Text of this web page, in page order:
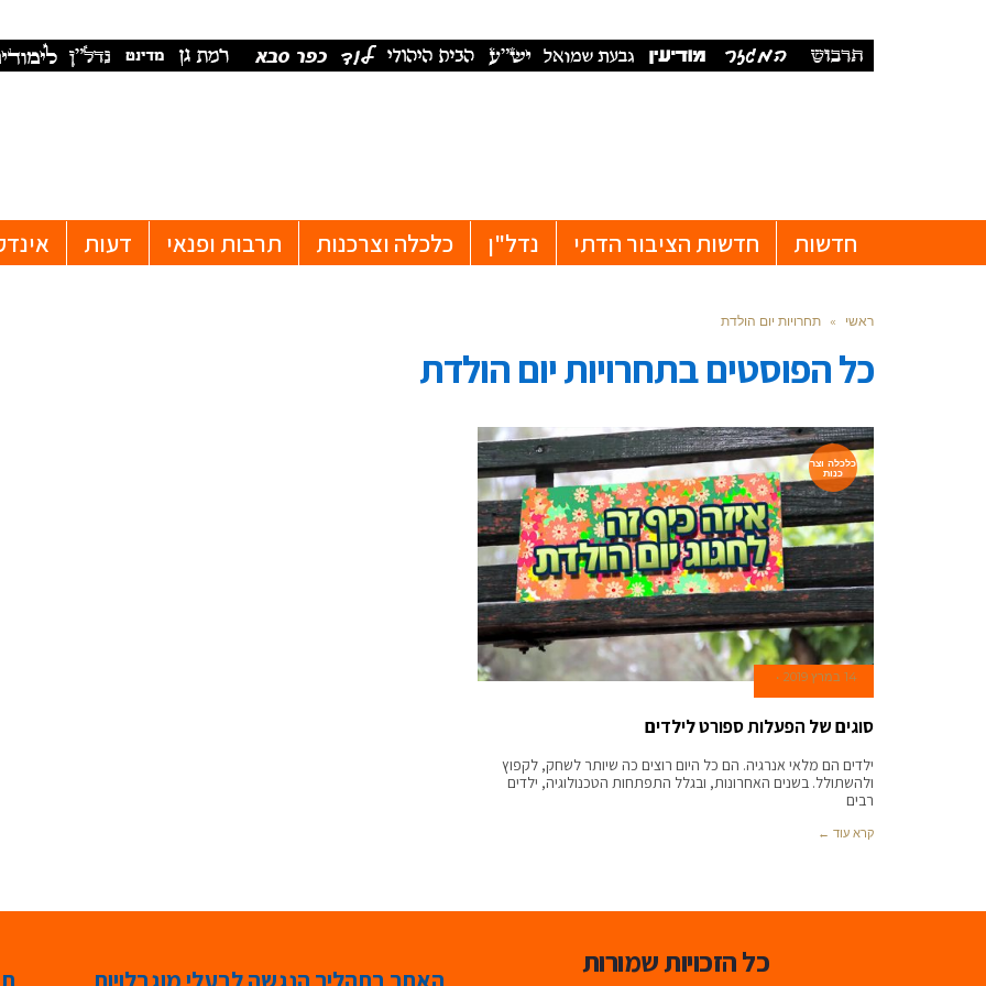
חדשות חדשות הציבור הדתי נדל"ן כלכלה וצרכנות תרבות ופנאי דעות
ראשי » תחרויות יום הולדת
כל הפוסטים בתחרויות יום הולדת
כלכלה וצר
כנות
14 במרץ 2019
סוגים של הפעלות ספורט לילדים
ילדים הם מלאי אנרגיה. הם כל היום רוצים כה שיותר לשחק, לקפוץ
ולהשתולל. בשנים האחרונות, ובגלל התפתחות הטכנולוגיה, ילדים
רבים
קרא עוד ←
כל הזכויות שמורות